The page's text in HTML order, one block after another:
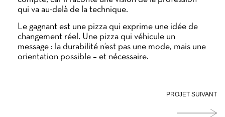
qui va au-delà de la technique.
Le gagnant est une pizza qui exprime une idée de
changement réel. Une pizza qui véhicule un
message : la durabilité n’est pas une mode, mais une
orientation possible – et nécessaire.
PROJET SUIVANT